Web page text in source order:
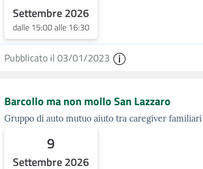
Settembre 2026
dalle 15:00 alle 16:30
Pubblicato il 03/01/2023
Barcollo ma non mollo San Lazzaro
Gruppo di auto mutuo aiuto tra caregiver familiari
9
Settembre 2026